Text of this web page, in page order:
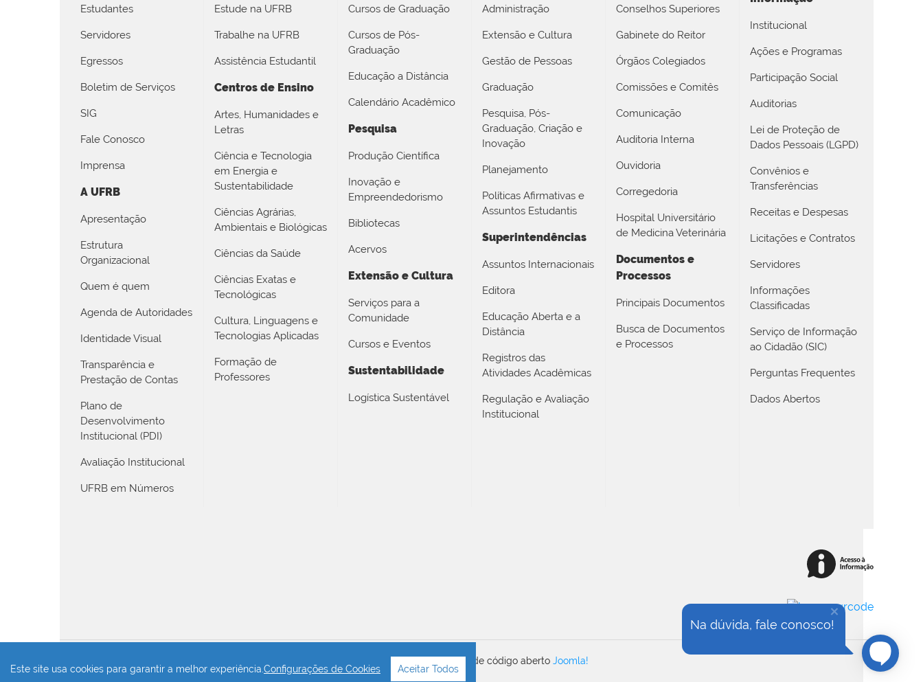
Este site usa cookies para garantir a melhor experiência. Configurações de Cookies Aceitar Todos
Estudantes
Servidores
Egressos
Boletim de Serviços
SIG
Fale Conosco
Imprensa
A UFRB
Apresentação
Estrutura
Organizacional
Quem é quem
Agenda de Autoridades
Identidade Visual
Transparência e
Prestação de Contas
Plano de
Desenvolvimento
Institucional (PDI)
Avaliação Institucional
UFRB em Números
Estude na UFRB
Trabalhe na UFRB
Assistência Estudantil
Centros de Ensino
Artes, Humanidades e
Letras
Ciência e Tecnologia
em Energia e
Sustentabilidade
Ciências Agrárias,
Ambientais e Biológicas
Ciências da Saúde
Ciências Exatas e
Tecnológicas
Cultura, Linguagens e
Tecnologias Aplicadas
Formação de
Professores
Cursos de Graduação
Cursos de Pós-
Graduação
Educação a Distância
Calendário Acadêmico
Pesquisa
Produção Científica
Inovação e
Empreendedorismo
Bibliotecas
Acervos
Extensão e Cultura
Serviços para a
Comunidade
Cursos e Eventos
Sustentabilidade
Logística Sustentável
Administração
Extensão e Cultura
Gestão de Pessoas
Graduação
Pesquisa, Pós-
Graduação, Criação e
Inovação
Planejamento
Políticas Afirmativas e
Assuntos Estudantis
Superintendências
Assuntos Internacionais
Editora
Educação Aberta e a
Distância
Registros das
Atividades Acadêmicas
Regulação e Avaliação
Institucional
Conselhos Superiores
Gabinete do Reitor
Órgãos Colegiados
Comissões e Comitês
Comunicação
Auditoria Interna
Ouvidoria
Corregedoria
Hospital Universitário
de Medicina Veterinária
Documentos e
Processos
Principais Documentos
Busca de Documentos
e Processos
Institucional
Ações e Programas
Participação Social
Auditorias
Lei de Proteção de
Dados Pessoais (LGPD)
Convênios e
Transferências
Receitas e Despesas
Licitações e Contratos
Servidores
Informações
Classificadas
Serviço de Informação
ao Cidadão (SIC)
Perguntas Frequentes
Dados Abertos
Desenvolvido com o CMS de código aberto Joomla!
Na dúvida, fale conosco!